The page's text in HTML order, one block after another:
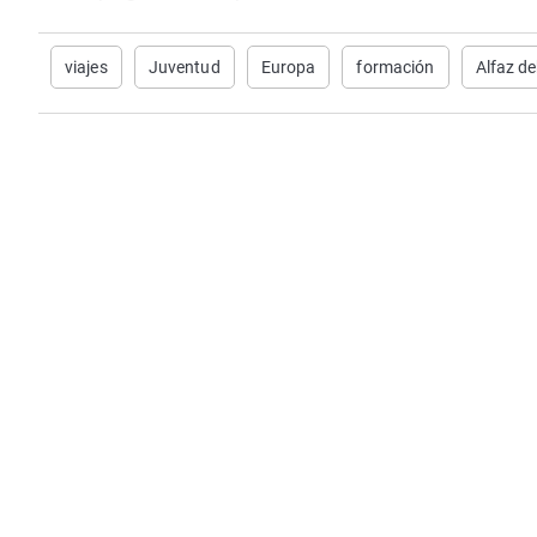
viajes Juventud Europa formación Alfaz